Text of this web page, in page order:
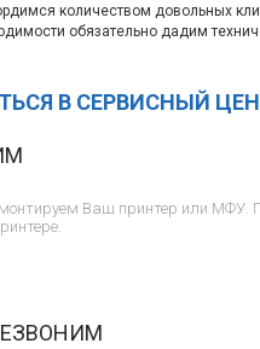
количеством довольных
обязательно дадим
В СЕРВИСНЫЙ
Ваш принтер или МФУ.